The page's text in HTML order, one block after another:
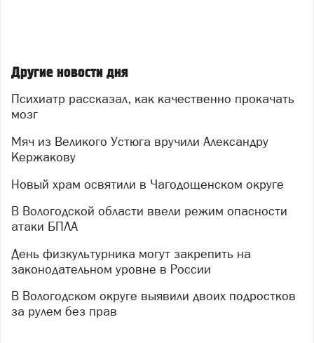
Другие новости дня
Психиатр рассказал, как качественно прокачать
мозг
Мяч из Великого Устюга вручили Александру
Кержакову
Новый храм освятили в Чагодощенском округе
В Вологодской области ввели режим опасности
атаки БПЛА
День физкультурника могут закрепить на
законодательном уровне в России
В Вологодском округе выявили двоих подростков
за рулем без прав